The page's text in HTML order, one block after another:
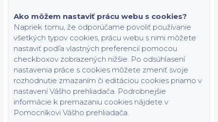
Ako môžem nastaviť prácu webu s cookies?
Napriek tomu, že odporúčame povoliť používanie
všetkých typov cookies, prácu webu s nimi môžete
nastaviť podľa vlastných preferencií pomocou
checkboxov zobrazených nižšie. Po odsúhlasení
nastavenia práce s cookies môžete zmeniť svoje
rozhodnutie zmazaním či editáciou cookies priamo v
nastavení Vášho prehliadača. Podrobnejšie
informácie k premazaniu cookies nájdete v
Pomocníkovi Vášho prehliadača.